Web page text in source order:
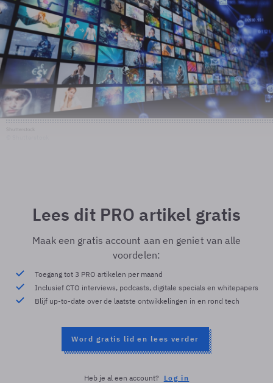
Lees dit PRO artikel gratis
Maak een gratis account aan en geniet van alle
voordelen:
Toegang tot 3 PRO artikelen per maand
Inclusief CTO interviews, podcasts, digitale specials en whitepapers
Blijf up-to-date over de laatste ontwikkelingen in en rond tech
Word gratis lid en lees verder
Heb je al een account? Log in